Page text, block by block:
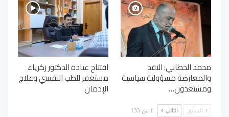
محمد الخطابي: النقد
والمعارضة مسؤولية سياسية
ومستعدون…
افتتاح عيادة الدكتور زكرياء
مستغفر للطب النفسي وعلاج
الإدمان
السابق التالي 1 من 133